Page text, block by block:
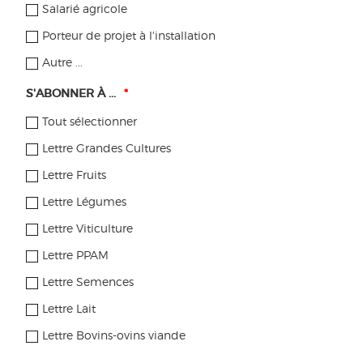
LIRE LA SUITE
Recherche-expérimentation
Réglementation
Filières & marchés
Aides
Publications
Salarié agricole
Porteur de projet à l'installation
Autre ...
S'ABONNER À ... *
Tout sélectionner
Lettre Grandes Cultures
Lettre Fruits
Lettre Légumes
Lettre Viticulture
Lettre PPAM
Lettre Semences
Lettre Lait
Lettre Bovins-ovins viande